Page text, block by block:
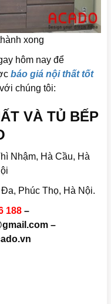
xong
hôm nay để
báo giá nội thất tốt
chúng tôi:
VÀ TỦ BẾP
Nhậm, Hà Cầu, Hà
Phúc Thọ, Hà Nội.
188 –
–